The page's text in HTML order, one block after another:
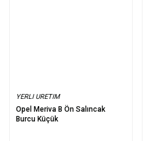
YERLI URETIM
Opel Meriva B Ön Salıncak
Burcu Küçük